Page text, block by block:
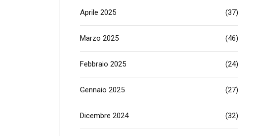
Aprile 2025 (37)
Marzo 2025 (46)
Febbraio 2025 (24)
Gennaio 2025 (27)
Dicembre 2024 (32)